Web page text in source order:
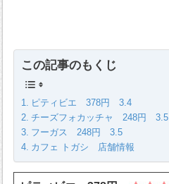
この記事のもくじ
ピティビエ 378円 3.4
チーズフォカッチャ 248円 3.5
フーガス 248円 3.5
カフェ トガシ 店舗情報